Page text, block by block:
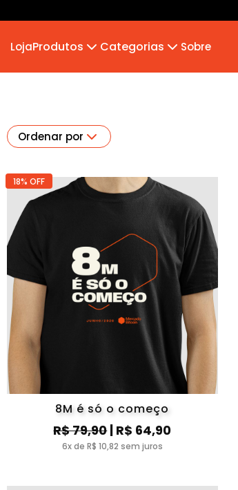
LojaProdutos Categorias Sobre
Ordenar por
8M é só o começo
R$ 79,90| R$ 64,90
6x de R$ 10,82 sem juros
18% OFF